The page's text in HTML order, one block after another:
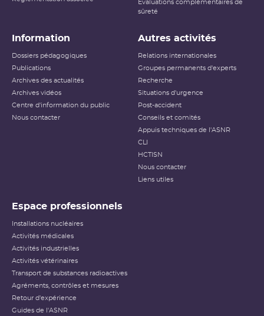
Évaluations complémentaires de
sûreté
Information
Dossiers pédagogiques
Publications
Archives des actualités
Archives vidéos
Centre d'information du public
Nous contacter
Autres activités
Relations internationales
Groupes permanents d'experts
Recherche
Situations d'urgence
Post-accident
Conseils et comités
Appuis techniques de l'ASNR
CLI
HCTISN
Nous contacter
Liens utiles
Espace professionnels
Installations nucléaires
Activités médicales
Activités industrielles
Activités vétérinaires
Transport de substances radioactives
Agréments, contrôles et mesures
Retour d'expérience
Guides de l'ASNR